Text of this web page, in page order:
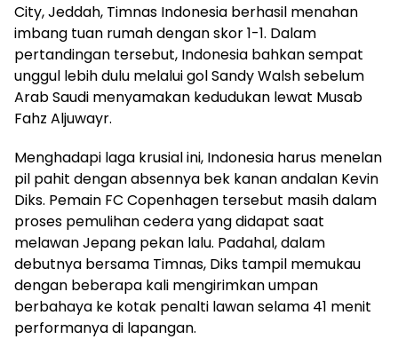
City, Jeddah, Timnas Indonesia berhasil menahan
imbang tuan rumah dengan skor 1-1. Dalam
pertandingan tersebut, Indonesia bahkan sempat
unggul lebih dulu melalui gol Sandy Walsh sebelum
Arab Saudi menyamakan kedudukan lewat Musab
Fahz Aljuwayr.
Menghadapi laga krusial ini, Indonesia harus menelan
pil pahit dengan absennya bek kanan andalan Kevin
Diks. Pemain FC Copenhagen tersebut masih dalam
proses pemulihan cedera yang didapat saat
melawan Jepang pekan lalu. Padahal, dalam
debutnya bersama Timnas, Diks tampil memukau
dengan beberapa kali mengirimkan umpan
berbahaya ke kotak penalti lawan selama 41 menit
performanya di lapangan.